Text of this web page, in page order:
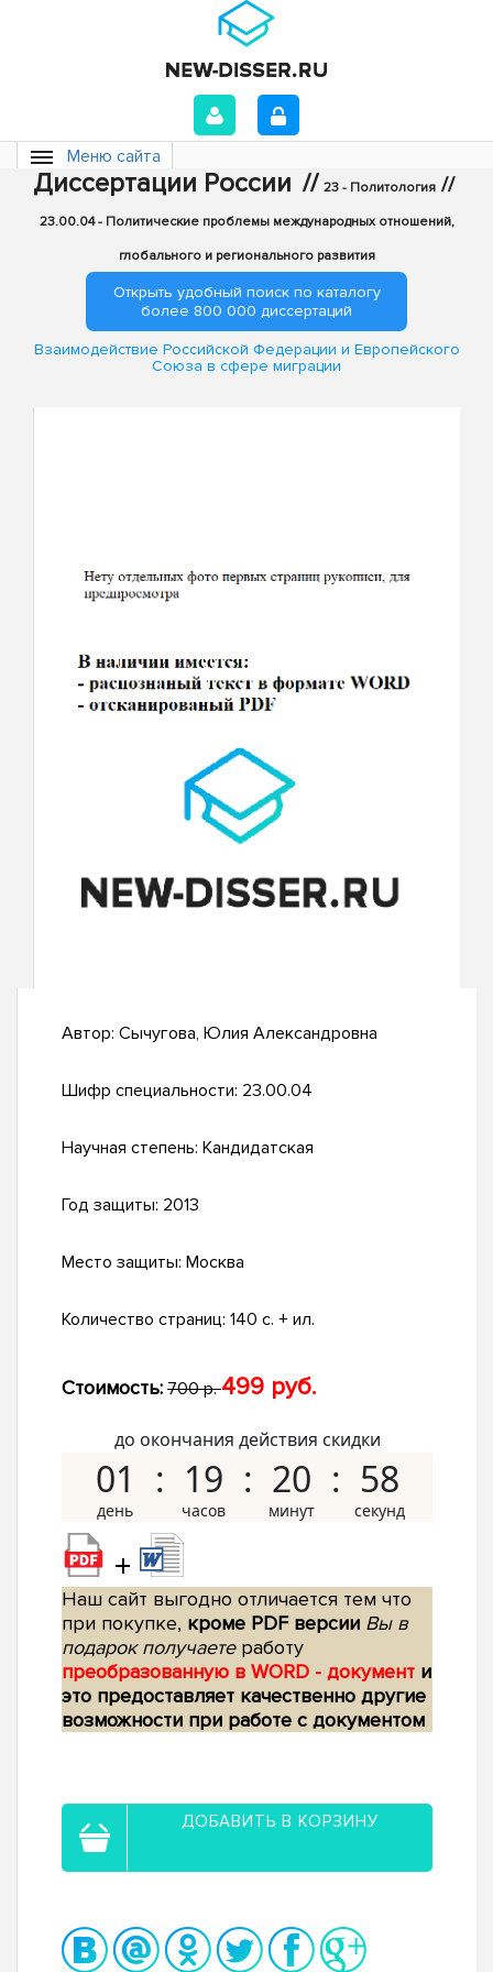
Меню сайта
Диссертации России // 23 - Политология //
23.00.04 - Политические проблемы международных отношений,
глобального и регионального развития
Открыть удобный поиск по каталогу
более 800 000 диссертаций
Взаимодействие Российской Федерации и Европейского
Союза в сфере миграции
Автор: Сычугова, Юлия Александровна
Шифр специальности: 23.00.04
Научная степень: Кандидатская
Год защиты: 2013
Место защиты: Москва
Количество страниц: 140 с. + ил.
Стоимость: 700 р.499 руб.
до окончания действия скидки
01 19 20 57
+
Наш сайт выгодно отличается тем что
при покупке, кроме PDF версии Вы в
подарок получаетеработу
преобразованную в WORD - документ и
это предоставляет качественно другие
возможности при работе с документом
ДОБАВИТЬ В КОРЗИНУ